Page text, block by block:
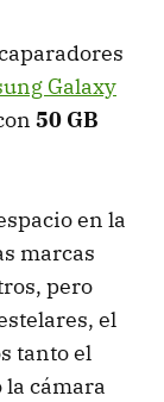
Galaxy
50 GB
en la
marcas
pero
el
tanto el
cámara